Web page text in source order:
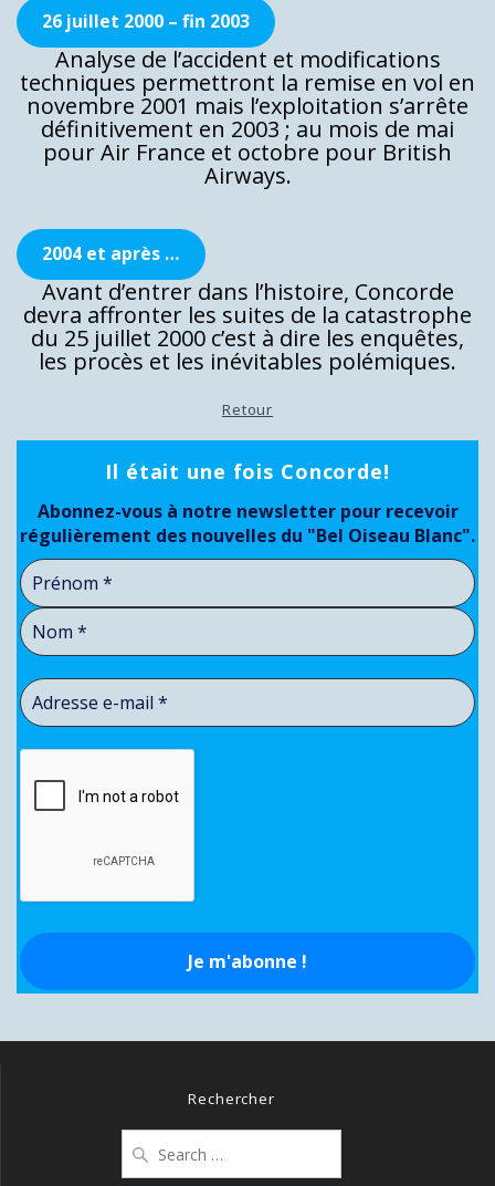
26 juillet 2000 – fin 2003
Analyse de l’accident et modifications
techniques permettront la remise en vol en
novembre 2001 mais l’exploitation s’arrête
définitivement en 2003 ; au mois de mai
pour Air France et octobre pour British
Airways.
2004 et après …
Avant d’entrer dans l’histoire, Concorde
devra affronter les suites de la catastrophe
du 25 juillet 2000 c’est à dire les enquêtes,
les procès et les inévitables polémiques.
Retour
Il était une fois Concorde!
Abonnez-vous à notre newsletter pour recevoir
régulièrement des nouvelles du "Bel Oiseau Blanc".
Rechercher
for: